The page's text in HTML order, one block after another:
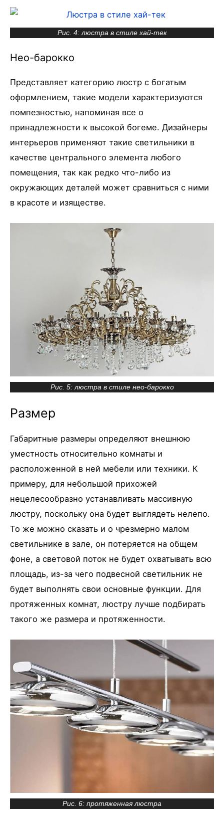
Рис. 4: люстра в стиле хай-тек
Нео-барокко
Представляет категорию люстр с богатым
оформлением, такие модели характеризуются
помпезностью, напоминая все о
принадлежности к высокой богеме. Дизайнеры
интерьеров применяют такие светильники в
качестве центрального элемента любого
помещения, так как редко что-либо из
окружающих деталей может сравниться с ними
в красоте и изяществе.
Рис. 5: люстра в стиле нео-барокко
Размер
Габаритные размеры определяют внешнюю
уместность относительно комнаты и
расположенной в ней мебели или техники. К
примеру, для небольшой прихожей
нецелесообразно устанавливать массивную
люстру, поскольку она будет выглядеть нелепо.
То же можно сказать и о чрезмерно малом
светильнике в зале, он потеряется на общем
фоне, а световой поток не будет охватывать всю
площадь, из-за чего подвесной светильник не
будет выполнять свои основные функции. Для
протяженных комнат, люстру лучше подбирать
такого же размера и протяженности.
Рис. 6: протяженная люстра